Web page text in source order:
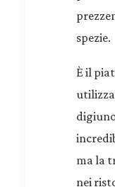
spezie.
È il
ma la
nei